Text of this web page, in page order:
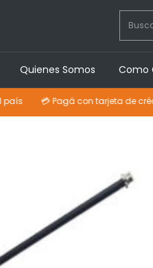
Quienes Somos Como
💳 Pagá con tarjeta de crédito o